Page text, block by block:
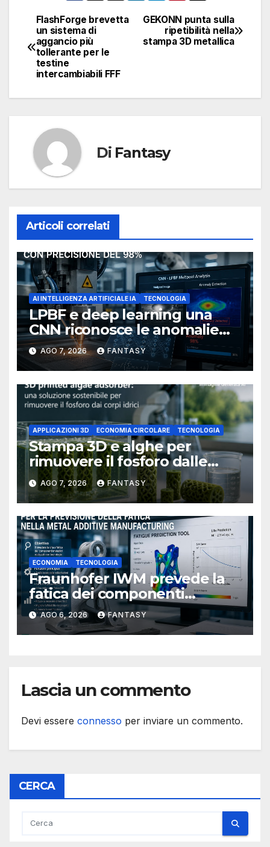
Navigazione
articoli
GEKONN punta sulla
ripetibilità nella
stampa 3D metallica
FlashForge brevetta
un sistema di
aggancio più
tollerante per le
testine
intercambiabili FFF
Di Fantasy
Articoli correlati
AI INTELLIGENZA ARTIFICIALE IA TECNOLOGIA
LPBF e deep learning una
CNN riconosce le anomalie
del bagno di fusione
AGO 7, 2026 FANTASY
APPLICAZIONI 3D ECONOMIA CIRCOLARE TECNOLOGIA
Stampa 3D e alghe per
rimuovere il fosforo dalle
acque il progetto della
Florida Atlantic University
AGO 7, 2026 FANTASY
ECONOMIA TECNOLOGIA
Fraunhofer IWM prevede la
fatica dei componenti
metallici stampati in 3D
AGO 6, 2026 FANTASY
Lascia un commento
Devi essere connesso per inviare un commento.
CERCA